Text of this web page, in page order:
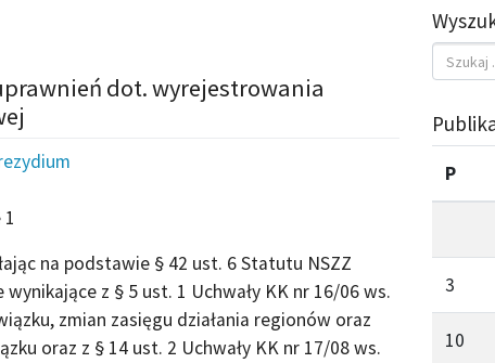
dot. wyrejestrowania
1
na podstawie § 42 ust. 6 Statutu NSZZ
z § 5 ust. 1 Uchwały KK nr 16/06 ws.
zmian zasięgu działania regionów oraz
oraz z § 14 ust. 2 Uchwały KK nr 17/08 ws.
P
3
10